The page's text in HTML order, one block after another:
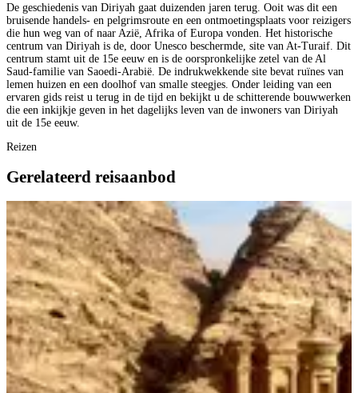
De geschiedenis van Diriyah gaat duizenden jaren terug. Ooit was dit een
bruisende handels- en pelgrimsroute en een ontmoetingsplaats voor reizigers
die hun weg van of naar Azië, Afrika of Europa vonden. Het historische
centrum van Diriyah is de, door Unesco beschermde, site van At-Turaif. Dit
centrum stamt uit de 15e eeuw en is de oorspronkelijke zetel van de Al
Saud-familie van Saoedi-Arabië. De indrukwekkende site bevat ruïnes van
lemen huizen en een doolhof van smalle steegjes. Onder leiding van een
ervaren gids reist u terug in de tijd en bekijkt u de schitterende bouwwerken
die een inkijkje geven in het dagelijks leven van de inwoners van Diriyah
uit de 15e eeuw.
Reizen
Gerelateerd reisaanbod